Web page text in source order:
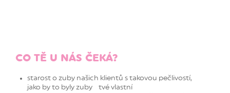
CO TĚ U NÁS ČEKÁ?
starost o zuby našich klientů s takovou pečlivostí,
jako by to byly zuby tvé vlastní